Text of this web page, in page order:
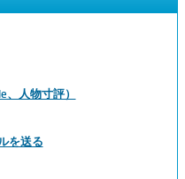
人物寸評）
を送る